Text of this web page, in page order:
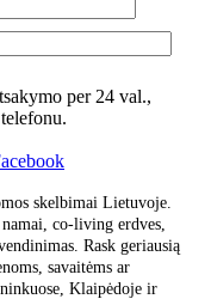
per 24 val.,
skelbimai Lietuvoje.
co-living erdves,
Rask geriausią
savaitėms ar
Klaipėdoje ir